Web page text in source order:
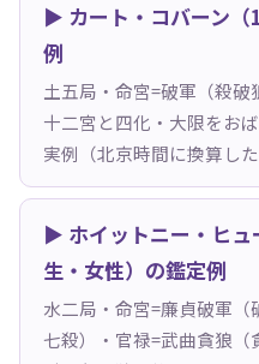
▶ カート・コバーン
例
土五局・命宮=破軍（殺
十二宮と四化・大限をお
実例（北京時間に換算した
▶ ホイットニー・ヒュ
生・女性）の鑑定例
水二局・命宮=廉貞破軍
七殺）・官禄=武曲貪狼